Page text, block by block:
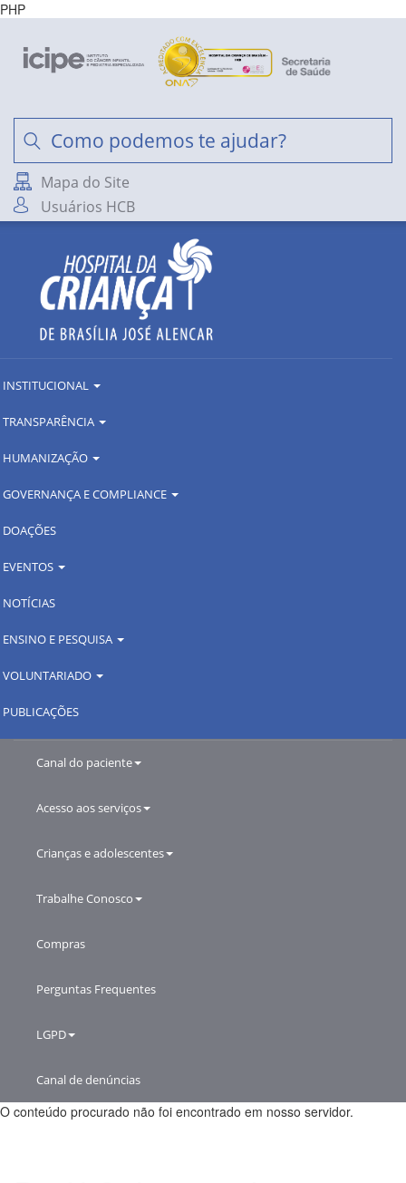
PHP
Mapa do Site
Usuários HCB
INSTITUCIONAL
TRANSPARÊNCIA
HUMANIZAÇÃO
GOVERNANÇA E COMPLIANCE
DOAÇÕES
EVENTOS
NOTÍCIAS
ENSINO E PESQUISA
VOLUNTARIADO
PUBLICAÇÕES
Canal do paciente
Acesso aos serviços
Crianças e adolescentes
Trabalhe Conosco
Compras
Perguntas Frequentes
LGPD
Canal de denúncias
O conteúdo procurado não foi encontrado em nosso servidor.